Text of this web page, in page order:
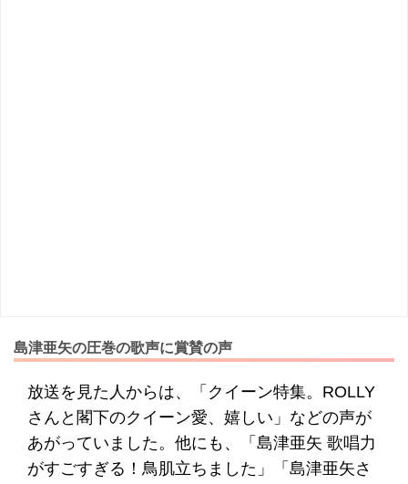
島津亜矢の圧巻の歌声に賞賛の声
放送を見た人からは、「クイーン特集。ROLLY
さんと閣下のクイーン愛、嬉しい」などの声が
あがっていました。他にも、「島津亜矢 歌唱力
がすごすぎる！鳥肌立ちました」「島津亜矢さ